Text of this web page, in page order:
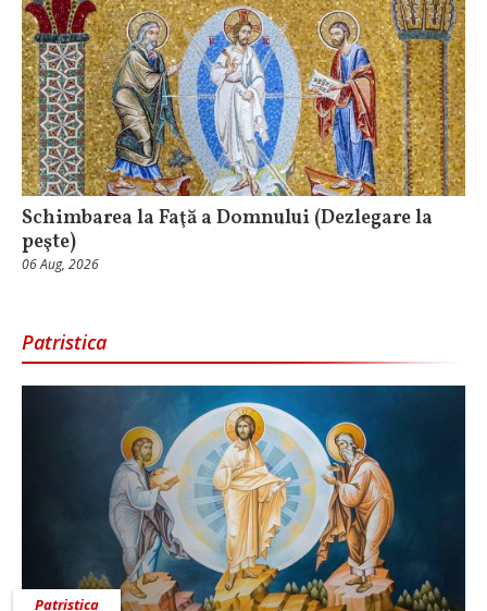
Schimbarea la Faţă a Domnului (Dezlegare la
peşte)
06 Aug, 2026
Patristica
Patristica